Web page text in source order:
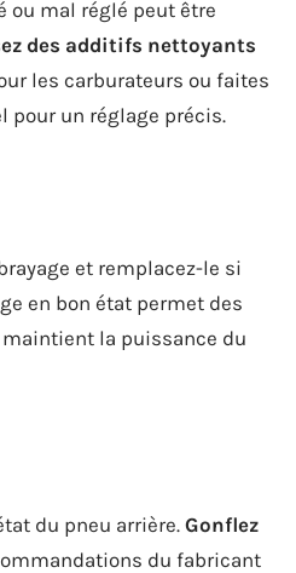
ou mal réglé peut être
des additifs nettoyants
les carburateurs ou faites
pour un réglage précis.
et remplacez-le si
en bon état permet des
la puissance du
du pneu arrière. Gonflez
du fabricant